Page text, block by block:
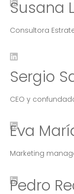
Susana
Consultora
Sergio
CEO y
Eva
Marketing
Pedro